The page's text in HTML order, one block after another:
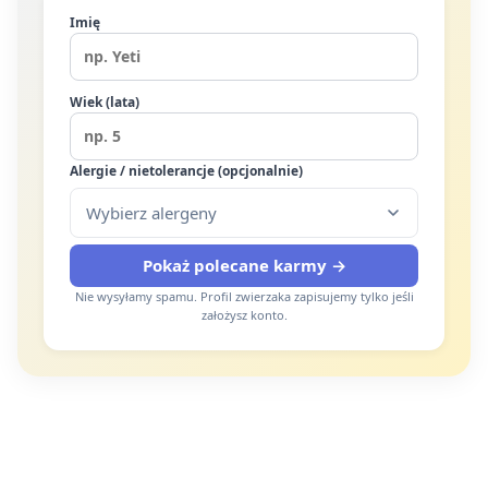
Imię
Wiek (lata)
Alergie / nietolerancje (opcjonalnie)
Wybierz alergeny
Pokaż polecane karmy →
Nie wysyłamy spamu. Profil zwierzaka zapisujemy tylko jeśli
założysz konto.